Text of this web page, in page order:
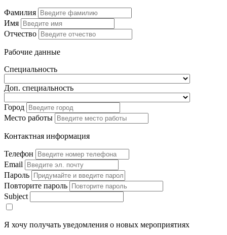
Фамилия
Имя
Отчество
Рабочие данные
Специальность
Доп. специальность
Город
Место работы
Контактная информация
Телефон
Email
Пароль
Повторите пароль
Subject
Я хочу получать уведомления о новых мероприятиях